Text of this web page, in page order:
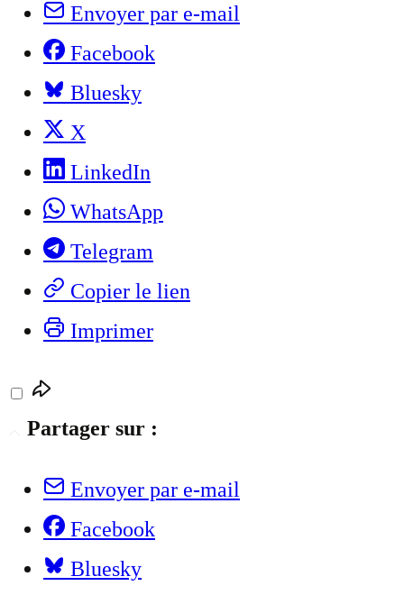
Envoyer par e-mail
Facebook
Bluesky
X
LinkedIn
WhatsApp
Telegram
Copier le lien
Imprimer
Partager sur :
Envoyer par e-mail
Facebook
Bluesky